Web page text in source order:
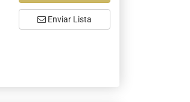
Enviar Lista